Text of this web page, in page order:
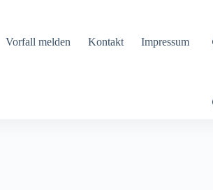
Vorfall melden Kontakt Impressum